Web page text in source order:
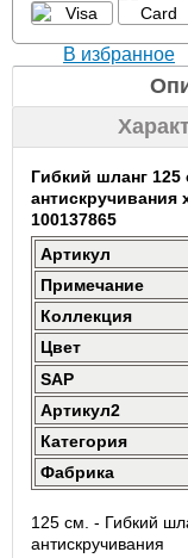
В избранное
Гибкий шланг
антискручивания
100137865
Артикул
Примечание
Коллекция
Цвет
SAP
Артикул2
Категория
Фабрика
125 см. - Гибкий
антискручивания